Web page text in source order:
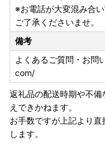
※お電話が大変混み合
ご了承くださいませ。
備考
よくあるご質問・お
com/
返礼品の配送時期や不
えできかねます。
お手数ですが上記より
します。